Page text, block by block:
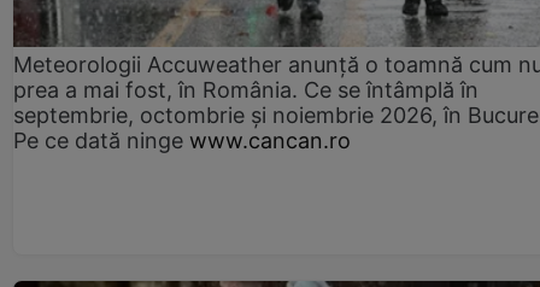
Meteorologii Accuweather anunță o toamnă cum
prea a mai fost, în România. Ce se întâmplă în
septembrie, octombrie și noiembrie 2026, în
Pe ce dată ninge www.cancan.ro